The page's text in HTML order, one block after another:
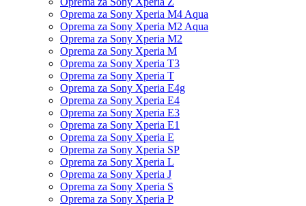
Oprema za Sony Xperia M4 Aqua
Oprema za Sony Xperia M2 Aqua
Oprema za Sony Xperia M2
Oprema za Sony Xperia M
Oprema za Sony Xperia T3
Oprema za Sony Xperia T
Oprema za Sony Xperia E4g
Oprema za Sony Xperia E4
Oprema za Sony Xperia E3
Oprema za Sony Xperia E1
Oprema za Sony Xperia E
Oprema za Sony Xperia SP
Oprema za Sony Xperia L
Oprema za Sony Xperia J
Oprema za Sony Xperia S
Oprema za Sony Xperia P